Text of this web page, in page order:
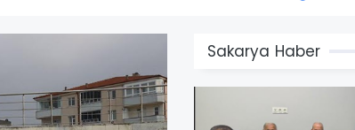
Sakarya Haber